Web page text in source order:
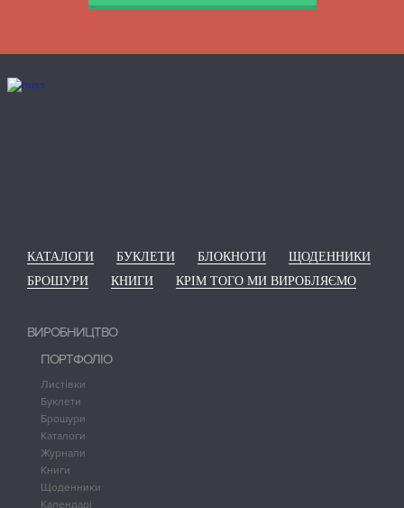
КАТАЛОГИ БУКЛЕТИ БЛОКНОТИ
ЩОДЕННИКИ
БРОШУРИ
КНИГИ КРІМ ТОГО МИ ВИРОБЛЯЄМО
ВИРОБНИЦТВО
ПОРТФОЛІО
Листівки
Буклети
Брошури
Каталоги
Журнали
Книги
Щоденники
Календарі